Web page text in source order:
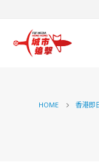
HOME 香港即